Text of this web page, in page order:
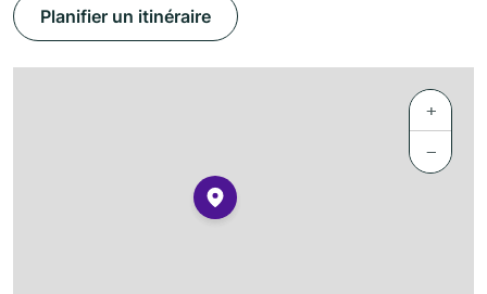
Planifier un itinéraire
+
−